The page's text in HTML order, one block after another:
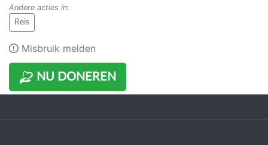
NU DONEREN
Andere acties in:
Reis
Misbruik melden